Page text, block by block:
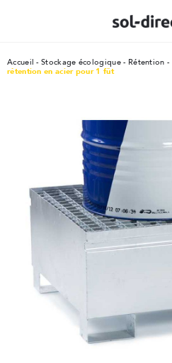
Accueil Stockage écologique Rétention
rétention en acier pour 1 fût